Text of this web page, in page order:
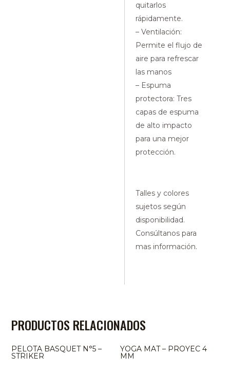
quitarlos
rápidamente.
– Ventilación:
Permite el flujo de
aire para refrescar
las manos
– Espuma
protectora: Tres
capas de espuma
de alto impacto
para una mejor
protección.
Talles y colores
sujetos según
disponibilidad.
Consúltanos para
mas información.
PRODUCTOS RELACIONADOS
PELOTA BASQUET N°5 –
STRIKER
YOGA MAT – PROYEC 4
MM